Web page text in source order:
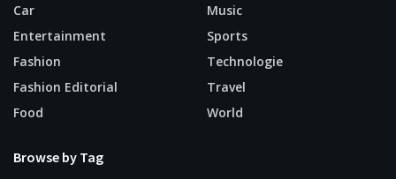
Car
Entertainment
Fashion
Fashion Editorial
Food
Music
Sports
Technologie
Travel
World
Browse by Tag